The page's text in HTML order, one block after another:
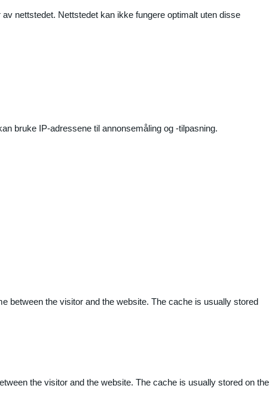
nettstedet. Nettstedet kan ikke fungere optimalt uten disse
bruke IP-adressene til annonsemåling og -tilpasning.
between the visitor and the website. The cache is usually stored
the visitor and the website. The cache is usually stored on the